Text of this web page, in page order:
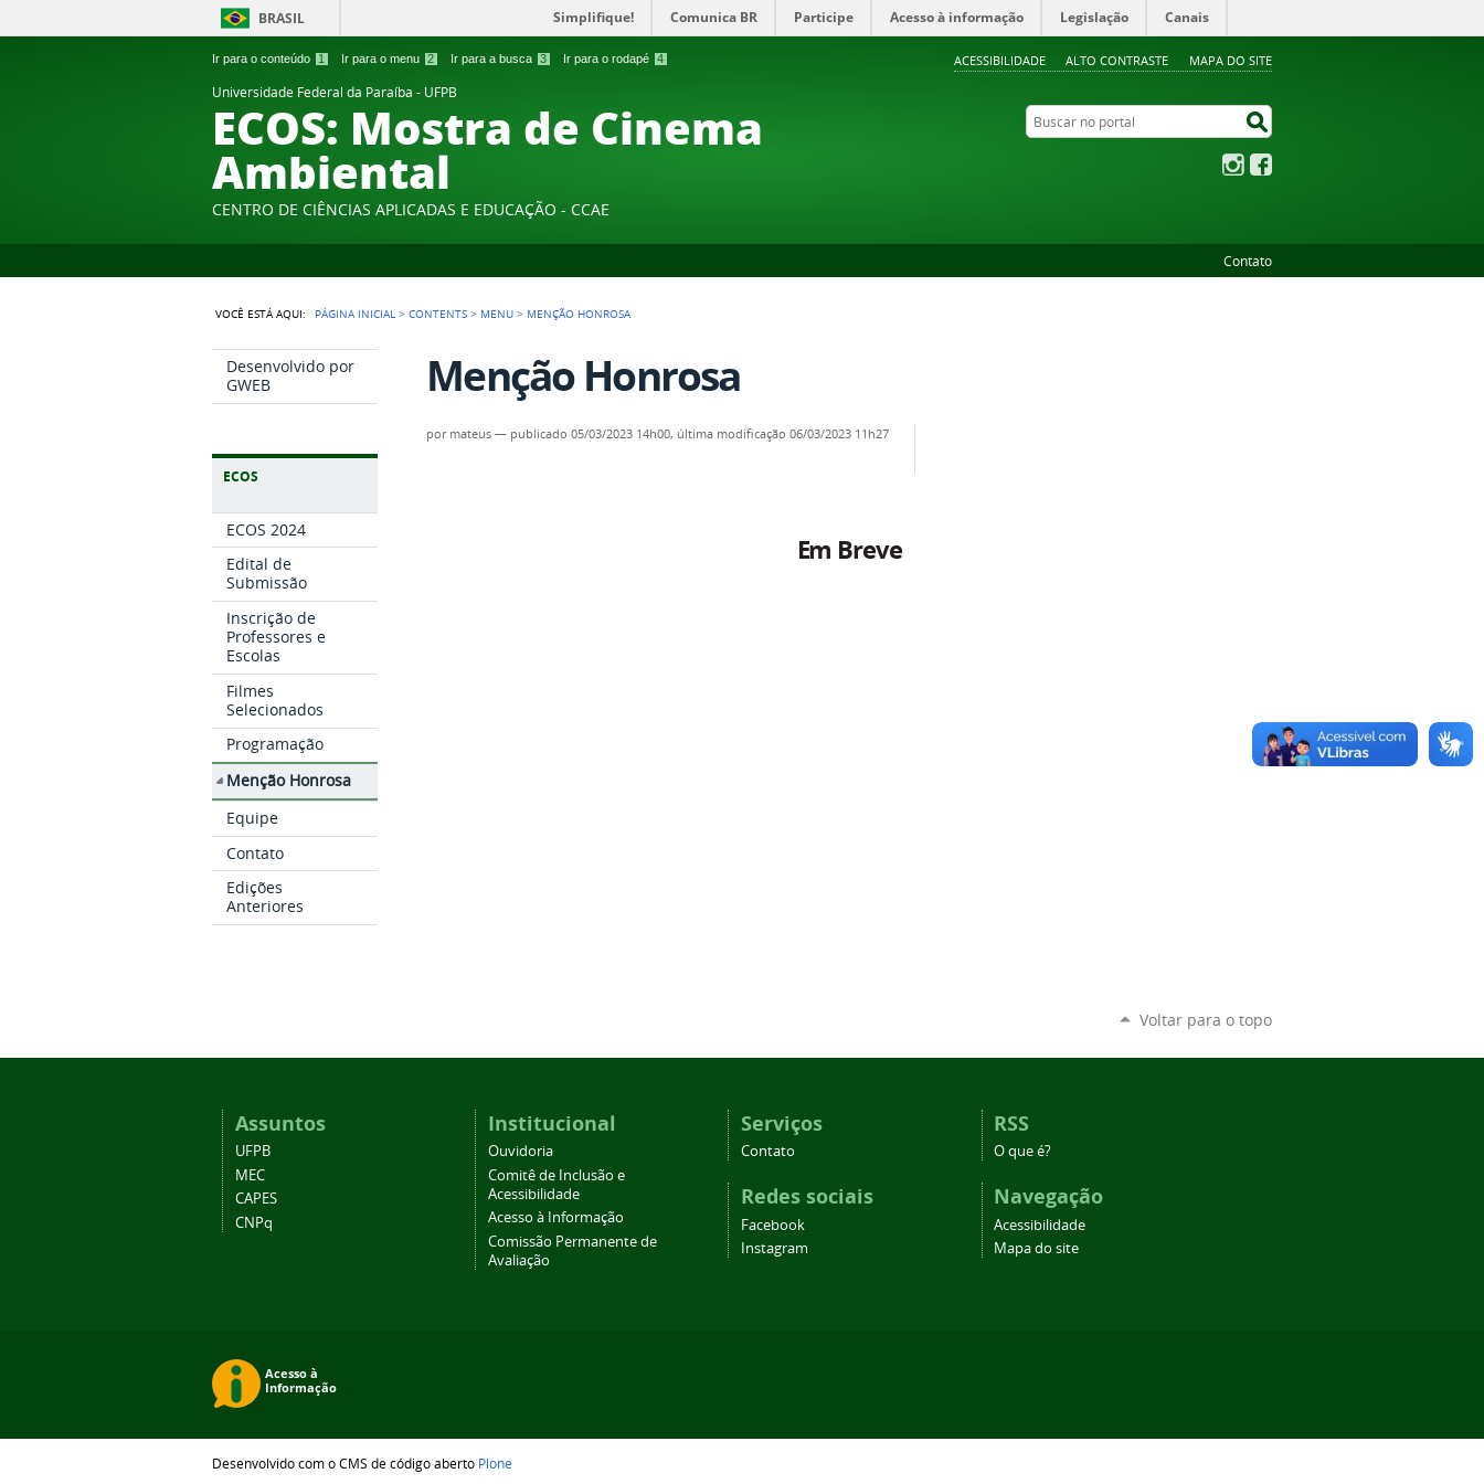
Ir para o conteúdo 1 Ir para o menu 2 Ir para a busca 3 Ir para o rodapé 4 ACESSIBILIDADE ALTO CONTRASTE MAPA DO SITE
BRASIL Simplifique! Comunica BR Participe Acesso à informação Legislação Canais
Universidade Federal da Paraíba - UFPB
ECOS: Mostra de Cinema
Ambiental
CENTRO DE CIÊNCIAS APLICADAS E EDUCAÇÃO - CCAE
Buscar no portal
Instagram
Contato
VOCÊ ESTÁ AQUI: PÁGINA INICIAL >CONTENTS > MENU > MENÇÃO HONROSA
Desenvolvido por
GWEB
ECOS
ECOS 2024
Edital de
Submissão
Inscrição de
Professores e
Escolas
Filmes
Selecionados
Programação
Menção Honrosa
Equipe
Contato
Edições
Anteriores
Menção Honrosa
por mateus — publicado 05/03/2023 14h00, última modificação 06/03/2023 11h27
Em Breve
Voltar para o topo
Assuntos
UFPB
MEC
CAPES
CNPq
Institucional
Ouvidoria
Comitê de Inclusão e
Acessibilidade
Acesso à Informação
Comissão Permanente de
Avaliação
Serviços
Contato
Redes sociais
Facebook
Instagram
RSS
O que é?
Navegação
Acessibilidade
Mapa do site
Desenvolvido com o CMS de código aberto Plone